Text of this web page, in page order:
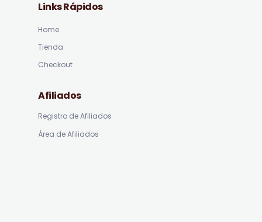
Links Rápidos
Home
Tienda
Checkout
Afiliados
Registro de Afiliados
Área de Afiliados